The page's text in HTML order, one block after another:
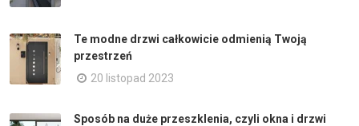
Te modne drzwi całkowicie odmienią Twoją
przestrzeń
20 listopad 2023
Sposób na duże przeszklenia, czyli okna i drzwi